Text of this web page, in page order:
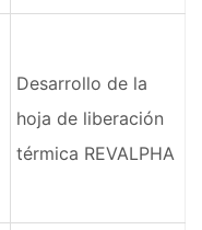
Desarrollo de la
hoja de liberación
térmica REVALPHA